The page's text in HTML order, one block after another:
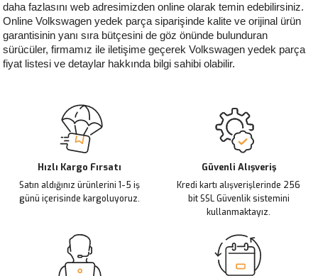
daha fazlasını web adresimizden online olarak temin edebilirsiniz.
Online Volkswagen yedek parça siparişinde kalite ve orijinal ürün
garantisinin yanı sıra bütçesini de göz önünde bulunduran
sürücüler, firmamız ile iletişime geçerek Volkswagen yedek parça
fiyat listesi ve detaylar hakkında bilgi sahibi olabilir.
Hızlı Kargo Fırsatı
Satın aldığınız ürünlerini 1-5 iş
günü içerisinde kargoluyoruz.
Güvenli Alışveriş
Kredi kartı alışverişlerinde 256
bit SSL Güvenlik sistemini
kullanmaktayız.